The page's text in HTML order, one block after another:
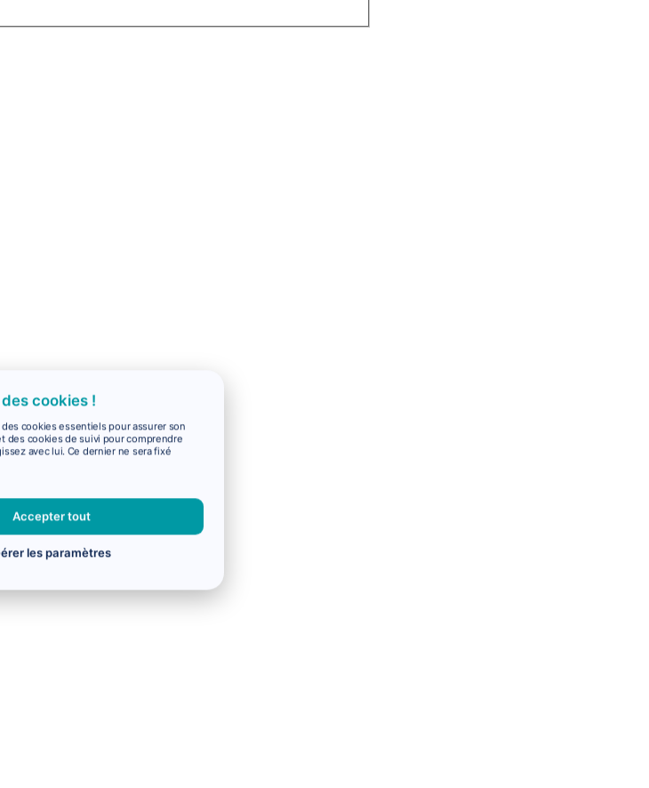
cookies !
cookies essentiels pour assurer son
des cookies de suivi pour comprendre
avec lui. Ce dernier ne sera fixé
Accepter tout
les paramètres